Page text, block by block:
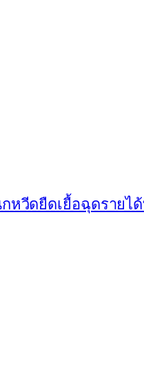
หวีดยืดเยื้อฉุดรายไ